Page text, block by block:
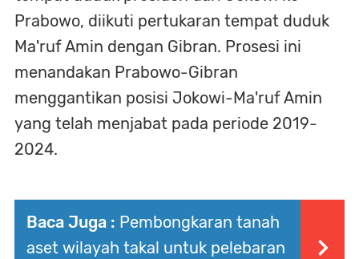
Prabowo, diikuti pertukaran tempat duduk
Ma'ruf Amin dengan Gibran. Prosesi ini
menandakan Prabowo-Gibran
menggantikan posisi Jokowi-Ma'ruf Amin
yang telah menjabat pada periode 2019-
2024.
Baca Juga : Pembongkaran tanah
aset wilayah takal untuk pelebaran